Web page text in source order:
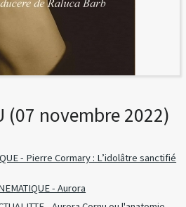
(07 novembre 2022)
- Pierre Cormary : L’idolâtre sanctifié
- Aurora